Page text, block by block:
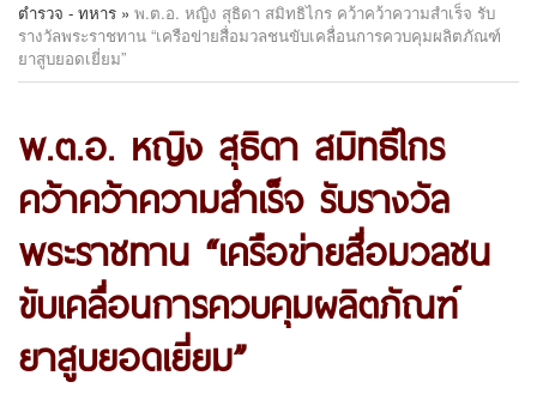
ตำรวจ - ทหาร » พ.ต.อ. หญิง สุธิดา สมิทธิไกร คว้าคว้าความสำเร็จ รับ
รางวัลพระราชทาน “เครือข่ายสื่อมวลชนขับเคลื่อนการควบคุมผลิตภัณฑ์
ยาสูบยอดเยี่ยม”
พ.ต.อ. หญิง สุธิดา สมิทธิไกร
คว้าคว้าความสำเร็จ รับรางวัล
พระราชทาน “เครือข่ายสื่อมวลชน
ขับเคลื่อนการควบคุมผลิตภัณฑ์
ยาสูบยอดเยี่ยม”